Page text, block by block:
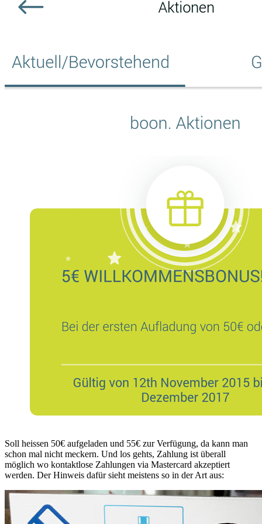
Soll heissen 50€ aufgeladen und 55€ zur Verfügung, da kann man
schon mal nicht meckern. Und los gehts, Zahlung ist überall
möglich wo kontaktlose Zahlungen via Mastercard akzeptiert
werden. Der Hinweis dafür sieht meistens so in der Art aus: